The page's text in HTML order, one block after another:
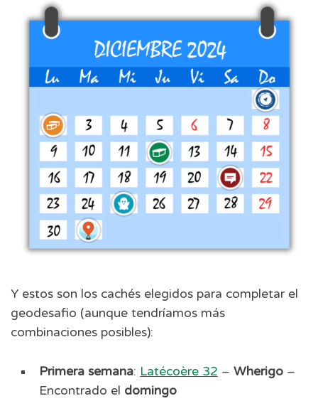
Y estos son los cachés elegidos para completar el
geodesafio (aunque tendríamos más
combinaciones posibles):
Primera semana: Latécoère 32 – Wherigo –
Encontrado el domingo